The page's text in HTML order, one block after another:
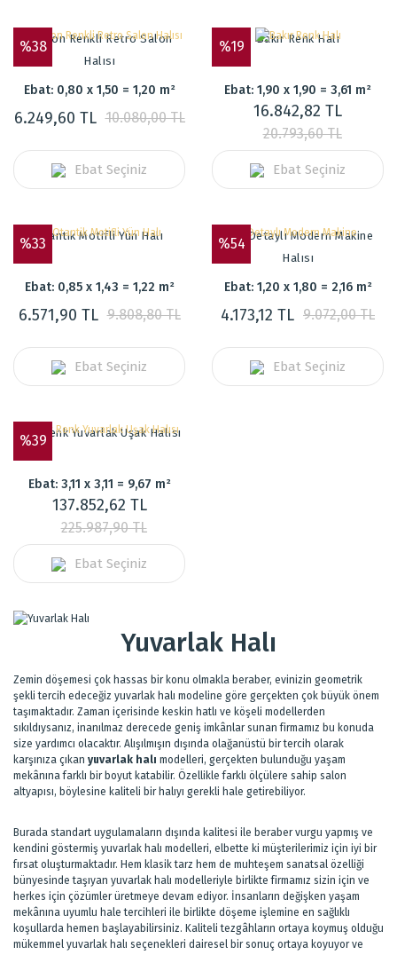
%38
Somon Renkli Retro Salon
Halısı
Ebat: 0,80 x 1,50 = 1,20 m²
6.249,60 TL 10.080,00 TL
Ebat Seçiniz
%19 Bakır Renk Halı
Ebat: 1,90 x 1,90 = 3,61 m²
16.842,82 TL
20.793,60 TL
Ebat Seçiniz
%33Otantik Motifli Yün Halı
Ebat: 0,85 x 1,43 = 1,22 m²
6.571,90 TL 9.808,80 TL
Ebat Seçiniz
%54
Sarı Detaylı Modern Makine
Halısı
Ebat: 1,20 x 1,80 = 2,16 m²
4.173,12 TL 9.072,00 TL
Ebat Seçiniz
%39
Açık Renk Yuvarlak Uşak Halısı
Ebat: 3,11 x 3,11 = 9,67 m²
137.852,62 TL
225.987,90 TL
Ebat Seçiniz
Yuvarlak Halı
Zemin döşemesi çok hassas bir konu olmakla beraber, evinizin geometrik
şekli tercih edeceğiz yuvarlak halı modeline göre gerçekten çok büyük önem
taşımaktadır. Zaman içerisinde keskin hatlı ve köşeli modellerden
sıkıldıysanız, inanılmaz derecede geniş imkânlar sunan firmamız bu konuda
size yardımcı olacaktır. Alışılmışın dışında olağanüstü bir tercih olarak
karşınıza çıkan yuvarlak halı modelleri, gerçekten bulunduğu yaşam
mekânına farklı bir boyut katabilir. Özellikle farklı ölçülere sahip salon
altyapısı, böylesine kaliteli bir halıyı gerekli hale getirebiliyor.
Burada standart uygulamaların dışında kalitesi ile beraber vurgu yapmış ve
kendini göstermiş yuvarlak halı modelleri, elbette ki müşterilerimiz için iyi bir
fırsat oluşturmaktadır. Hem klasik tarz hem de muhteşem sanatsal özelliği
bünyesinde taşıyan yuvarlak halı modelleriyle birlikte firmamız sizin için ve
herkes için çözümler üretmeye devam ediyor. İnsanların değişken yaşam
mekânına uyumlu hale tercihleri ile birlikte döşeme işlemine en sağlıklı
koşullarda hemen başlayabilirsiniz. Kaliteli tezgâhların ortaya koymuş olduğu
mükemmel yuvarlak halı seçenekleri dairesel bir sonuç ortaya koyuyor ve